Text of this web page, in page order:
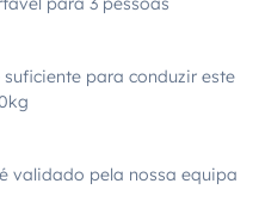
para conduzir este
validado pela nossa equipa